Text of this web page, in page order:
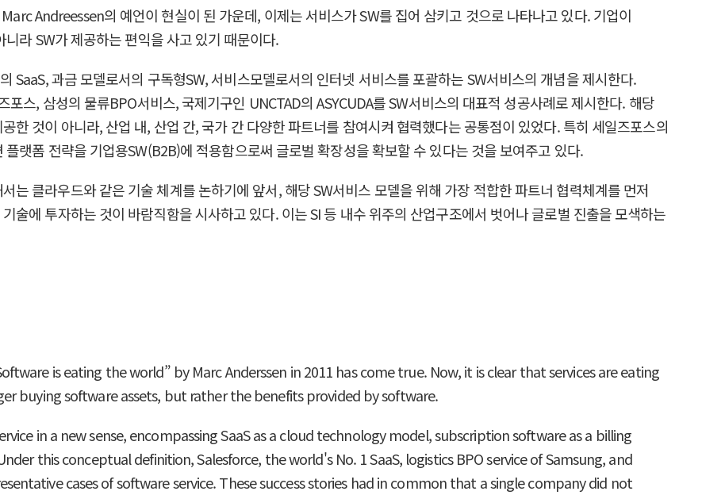
Andreessen의 예언이 현실이 된 가운데, 이제는 서비스가 SW를 집어 삼키고 것으로 나타나고 있다. 기업이
라 SW가 제공하는 편익을 사고 있기 때문이다.
SaaS, 과금 모델로서의 구독형SW, 서비스모델로서의 인터넷 서비스를 포괄하는 SW서비스의 개념을 제시한다.
스, 삼성의 물류BPO서비스, 국제기구인 UNCTAD의 ASYCUDA를 SW서비스의 대표적 성공사례로 제시한다. 해당
한 것이 아니라, 산업 내, 산업 간, 국가 간 다양한 파트너를 참여시켜 협력했다는 공통점이 있었다. 특히 세일즈포스의
랫폼 전략을 기업용SW(B2B)에 적용함으로써 글로벌 확장성을 확보할 수 있다는 것을 보여주고 있다.
는 클라우드와 같은 기술 체계를 논하기에 앞서, 해당 SW서비스 모델을 위해 가장 적합한 파트너 협력체계를 먼저
술에 투자하는 것이 바람직함을 시사하고 있다. 이는 SI 등 내수 위주의 산업구조에서 벗어나 글로벌 진출을 모색하는
is eating the world” by Marc Anderssen in 2011 has come true. Now, it is clear that services are eating
buying software assets, but rather the benefits provided by software.
in a new sense, encompassing SaaS as a cloud technology model, subscription software as a billing
this conceptual definition, Salesforce, the world's No. 1 SaaS, logistics BPO service of Samsung, and
cases of software service. These success stories had in common that a single company did not